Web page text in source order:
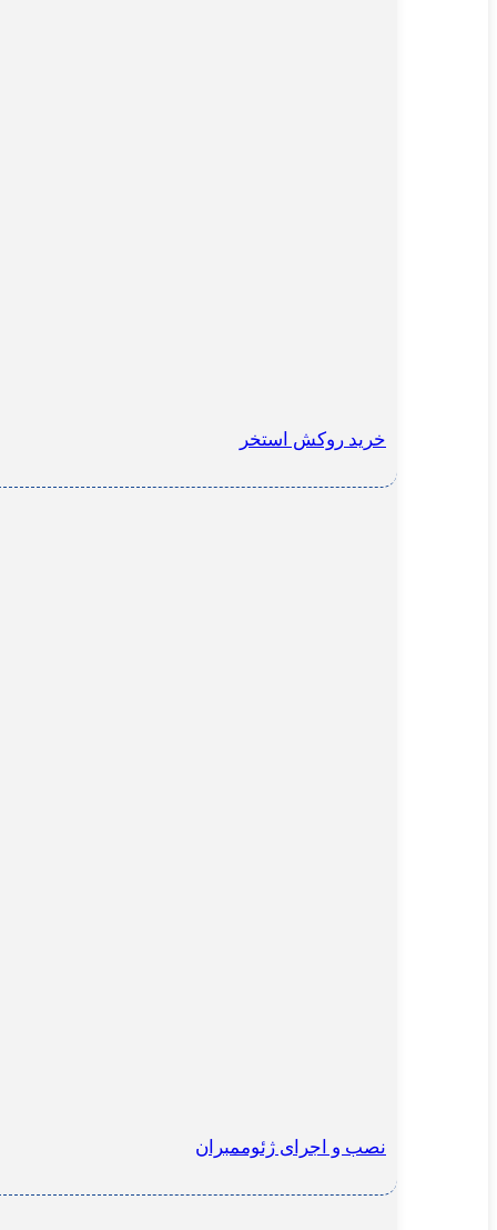
خرید روکش استخر
نصب و اجرای ژئوممبران